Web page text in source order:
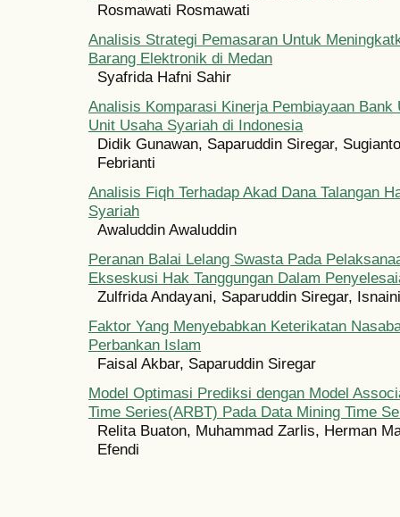
Rosmawati Rosmawati
Analisis Strategi Pemasaran Untuk
Barang Elektronik di Medan
Syafrida Hafni Sahir
Analisis Komparasi Kinerja Pembiayaan Bank
Unit Usaha Syariah di Indonesia
Didik Gunawan, Saparuddin Siregar,
Febrianti
Analisis Fiqh Terhadap Akad Dana Talangan
Syariah
Awaluddin Awaluddin
Peranan Balai Lelang Swasta Pada
Ekseskusi Hak Tanggungan Dalam
Zulfrida Andayani, Saparuddin Siregar,
Faktor Yang Menyebabkan Keterikatan
Perbankan Islam
Faisal Akbar, Saparuddin Siregar
Model Optimasi Prediksi dengan Model
Time Series(ARBT) Pada Data Mining Time
Relita Buaton, Muhammad Zarlis, Herman
Efendi